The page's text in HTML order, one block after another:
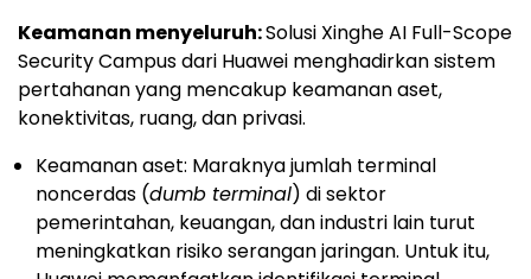
Keamanan menyeluruh:Solusi Xinghe AI Full-Scope
Security Campus dari Huawei menghadirkan sistem
pertahanan yang mencakup keamanan aset,
konektivitas, ruang, dan privasi.
Keamanan aset: Maraknya jumlah terminal
noncerdas (dumb terminal) di sektor
pemerintahan, keuangan, dan industri lain turut
meningkatkan risiko serangan jaringan. Untuk itu,